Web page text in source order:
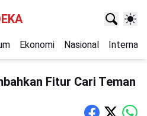
Ekonomi Nasional
Fitur Cari Teman